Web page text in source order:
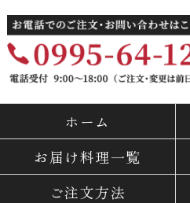
鹿児島の配
料理専門店
理 あしび』
ホーム
お届け料理一覧
ご注文方法